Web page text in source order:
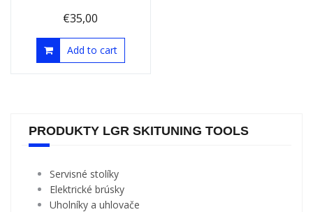
€35,00
Add to cart
PRODUKTY LGR SKITUNING TOOLS
Servisné stolíky
Elektrické brúsky
Uholníky a uhlovače